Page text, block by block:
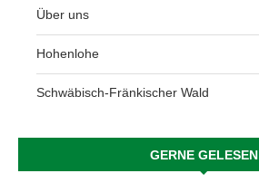
Über uns
Hohenlohe
Schwäbisch-Fränkischer Wald
GERNE GELESEN